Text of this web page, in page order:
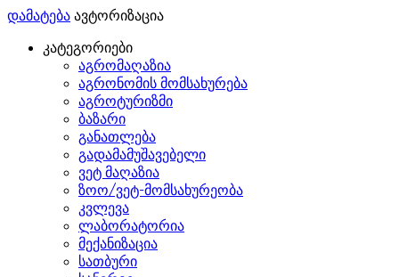
დამატება ავტორიზაცია
კატეგორიები
აგრომაღაზია
აგრონომის მომსახურება
აგროტურიზმი
ბაზარი
განათლება
გადამამუშავებელი
ვეტ მაღაზია
ზოო/ვეტ-მომსახურეობა
კვლევა
ლაბორატორია
მექანიზაცია
სათბური